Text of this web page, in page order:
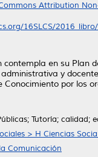
Attribution
16SLCS/
en su Plan
y
por los
Tutoría; calidad;
> H Ciencias
Comunicación